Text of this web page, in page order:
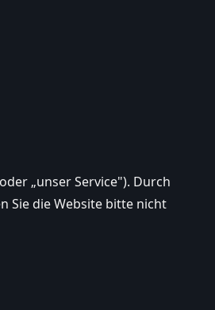
„unser Service"). Durch
Sie die Website bitte nicht